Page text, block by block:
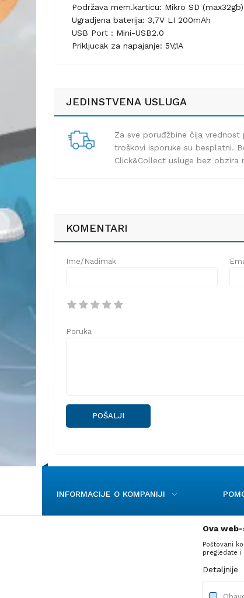
Podržava mem.karticu: Mikro SD (max32gb)
Ugradjena baterija: 3,7V LI 200mAh
USB Port : Mini-USB2.0
Prikljucak za napajanje: 5V,1A
JEDINSTVENA USLUGA
Za sve poruđžbine čija
troškovi isporuke su besplatni.
Click&Collect usluge bez obzira
KOMENTARI
Ime/Nadimak
Poruka
POŠALJI
INFORMACIJE O KOMPANIJI
Nastojimo da budemo što precizniji
Ova
Poštovani
pregledate
Detaljnije